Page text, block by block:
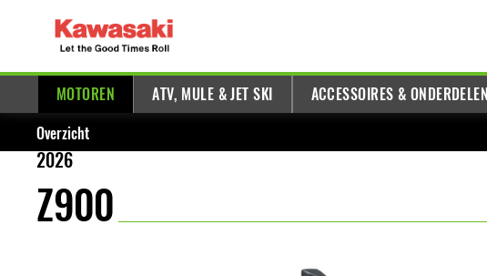
MOTOREN ATV, MULE & JET SKI ACCESSOIRES & ONDERDELEN
Overzicht
2026
Z900